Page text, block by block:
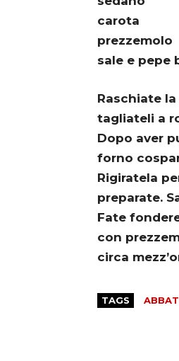
carota
prezzemolo
sale e pepe
Raschiate
tagliateli a
Dopo aver
forno
Rigiratela
preparate.
Fate
con
circa
TAGS